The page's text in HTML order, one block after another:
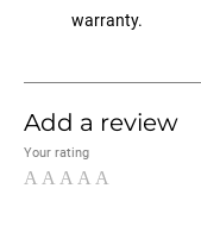
warranty.
Add a review
Your rating